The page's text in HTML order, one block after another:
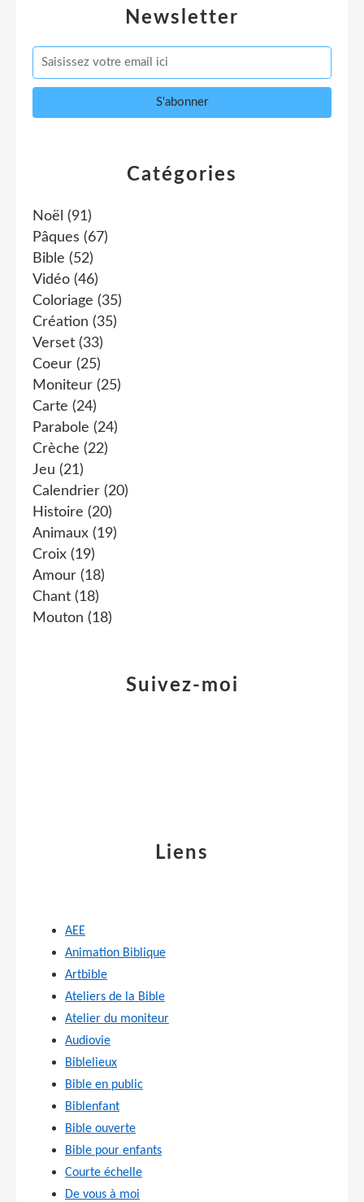
Newsletter
Catégories
Noël (91)
Pâques (67)
Bible (52)
Vidéo (46)
Coloriage (35)
Création (35)
Verset (33)
Coeur (25)
Moniteur (25)
Carte (24)
Parabole (24)
Crèche (22)
Jeu (21)
Calendrier (20)
Histoire (20)
Animaux (19)
Croix (19)
Amour (18)
Chant (18)
Mouton (18)
Suivez-moi
Liens
AEE
Animation Biblique
Artbible
Ateliers de la Bible
Atelier du moniteur
Audiovie
Biblelieux
Bible en public
Biblenfant
Bible ouverte
Bible pour enfants
Courte échelle
De vous à moi